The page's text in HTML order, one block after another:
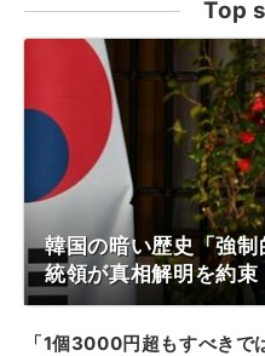
Top
韓国の暗い歴史「強
統領が真相解明を約束
「1個3000円超もすべきで